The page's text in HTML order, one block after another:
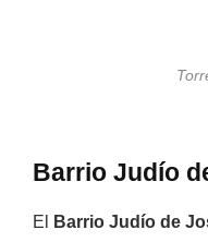
Barrio Judío
El Barrio Judío de